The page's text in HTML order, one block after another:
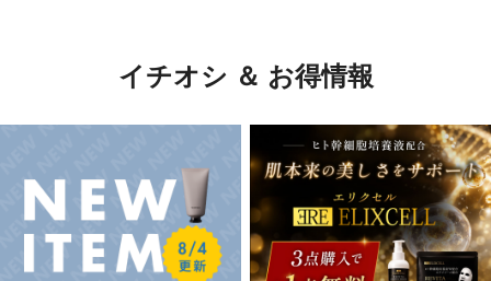
イチオシ ＆ お得情報